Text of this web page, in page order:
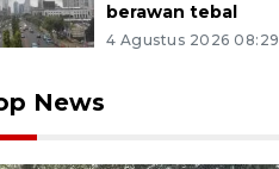
berawan tebal
4 Agustus 2026 08:29
News